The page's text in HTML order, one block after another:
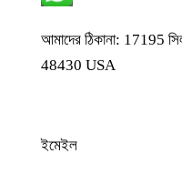
আমাদের ঠিকানা: 17195
48430 USA
ইমেইল